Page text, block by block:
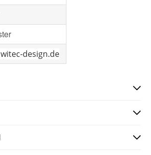
design.de